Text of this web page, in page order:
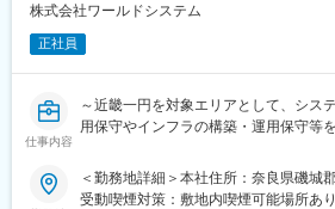
・奈良県で数少ない「DXマーク認証」
・平均勤続年数は20年8ヶ月！社歴30
・未経験でも安心の充実した教育体制あ
変更の範囲：会社の定める業務
し合わせて決定
■給与制度：
身の頑張りが給与にしっかり反映され
株式会社ワールドシステム
正社員
仕事内容
～近畿一円を対象エリアとして、シス
用保守やインフラの構築・運用保守等
もOK／自社内開発／地元で長期就業歓
＜勤務地詳細＞本社住所：奈良県磯城
受動喫煙対策：敷地内喫煙可能場所あり